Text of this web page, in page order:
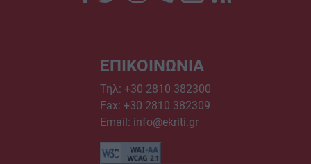
ΕΠΙΚΟΙΝΩΝΙΑ
Τηλ: +30 2810 382300
Fax: +30 2810 382309
Email: info@ekriti.gr